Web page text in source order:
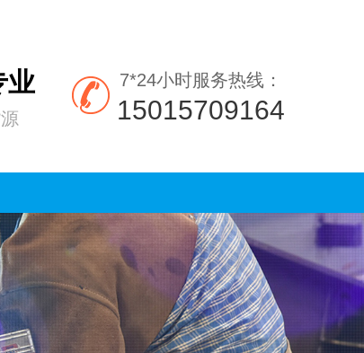
业 7*24小时服务热线：
15015709164